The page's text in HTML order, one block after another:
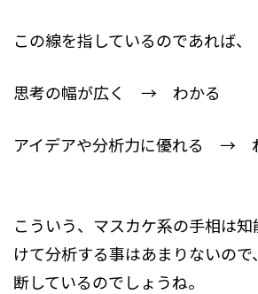
この線を指しているのであれば、
思考の幅が広く → わかる
アイデアや分析力に優れる →
こういう、マスカケ系の手相は
けて分析する事はあまりないの
断しているのでしょうね。